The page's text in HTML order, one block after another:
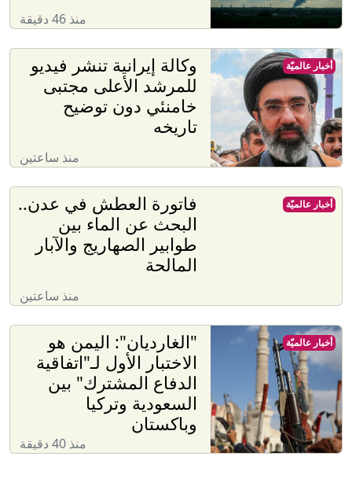
منذ 46 دقيقة
وكالة إيرانية تنشر فيديو
للمرشد الأعلى مجتبى
خامنئي دون توضيح
تاريخه
منذ ساعتين
أخبار عالميّة
فاتورة العطش في عدن..
البحث عن الماء بين
طوابير الصهاريج والآبار
المالحة
منذ ساعتين
أخبار عالميّة
"الغارديان": اليمن هو
الاختبار الأول لـ"اتفاقية
الدفاع المشترك" بين
السعودية وتركيا
وباكستان
منذ 40 دقيقة
أخبار عالميّة